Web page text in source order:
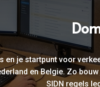
je startpunt voor
en Belgie. Zo
SIDN regels